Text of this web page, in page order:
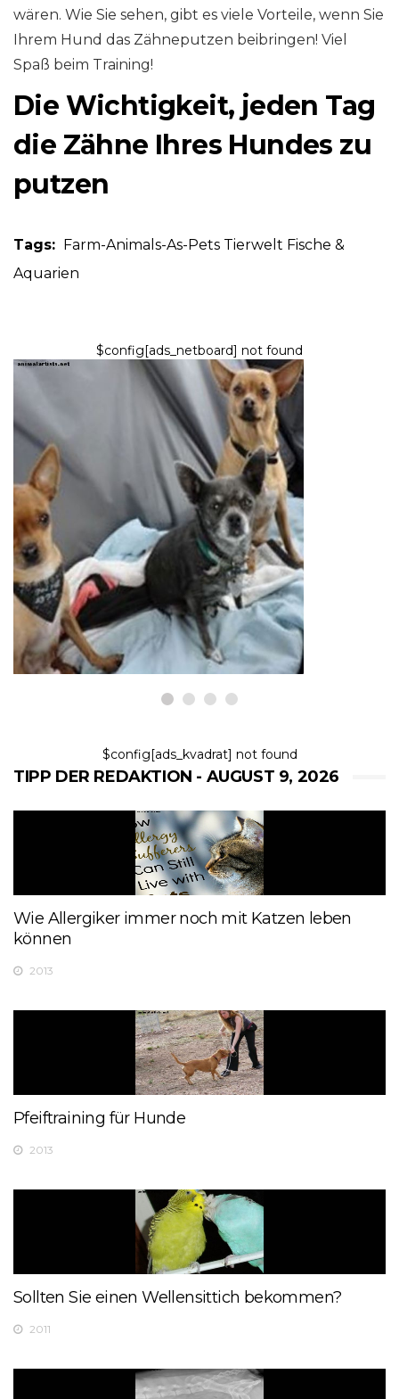
wären. Wie Sie sehen, gibt es viele Vorteile, wenn Sie
Ihrem Hund das Zähneputzen beibringen! Viel
Spaß beim Training!
Die Wichtigkeit, jeden Tag
die Zähne Ihres Hundes zu
putzen
Tags: Farm-Animals-As-Pets Tierwelt Fische &
Aquarien
$config[ads_netboard] not found
Persönliche Tipps für Reisen
mit Chihuahua
9,2026
$config[ads_kvadrat] not found
TIPP DER REDAKTION - AUGUST 9, 2026
Wie Allergiker immer noch mit Katzen leben
können
2013
Pfeiftraining für Hunde
2013
Sollten Sie einen Wellensittich bekommen?
2011